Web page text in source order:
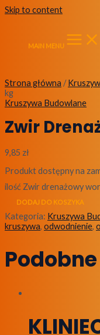
Skip to content
MAIN MENU
Strona główna /
kg
Kruszywa Budowlane
Zwir
9,85 zł
Produkt dostępny na
ilość Zwir drenażowy
DODAJ DO KOSZYKA
Kategoria: Kruszywa
kruszywa, odwodnienie,